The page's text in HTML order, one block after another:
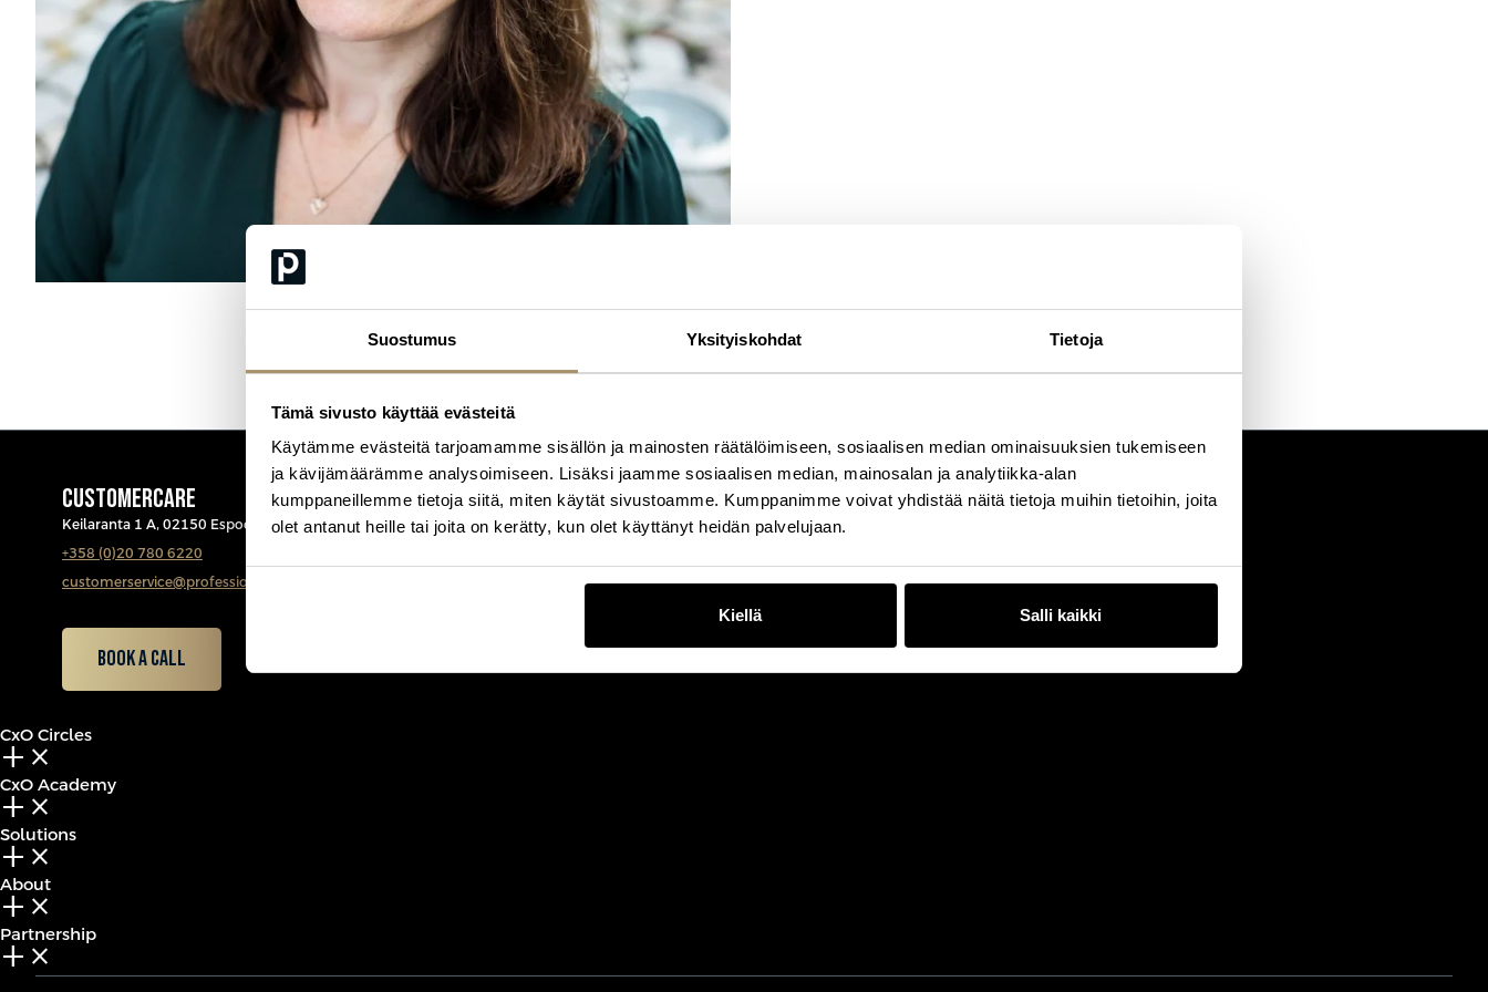
Suostumus Yksityiskohdat Tietoja
Tämä sivusto käyttää evästeitä
Käytämme evästeitä tarjoamamme sisällön ja mainosten räätälöimiseen, sosiaalisen median ominaisuuksien tukemiseen
ja kävijämäärämme analysoimiseen. Lisäksi jaamme sosiaalisen median, mainosalan ja analytiikka-alan
kumppaneillemme tietoja siitä, miten käytät sivustoamme. Kumppanimme voivat yhdistää näitä tietoja muihin tietoihin, joita
olet antanut heille tai joita on kerätty, kun olet käyttänyt heidän palvelujaan.
Kiellä Salli kaikki
CUSTOMERCARE
Keilaranta 1 A, 02150 Espoo
+358 (0)20 780 6220
customerservice@professio.fi
Book a call
CxO Circles
add_2 close
CxO Academy
add_2 close
Solutions
add_2 close
About
add_2 close
Partnership
add_2 close